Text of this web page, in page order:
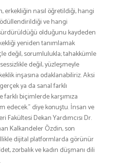
erkekliğin nasıl öğretildiği, hangi
ve hangi
olduğunu kaydeden
yeniden tanımlamak
değil, sorumlulukla; tahakkümle
değil, yüzleşmeyle
inşasına odaklanabiliriz. Aksi
ya da sanal farklı
biçimlerde karşımıza
edecek.” diye konuştu. İnsan ve
Fakültesi Dekan Yardımcısı Dr.
Kalkandeler Özdin, son
dijital platformlarda görünür
zorbalık ve kadın düşmanı dili